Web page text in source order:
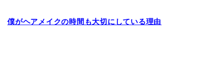
僕がヘアメイクの時間も大切にしている理由